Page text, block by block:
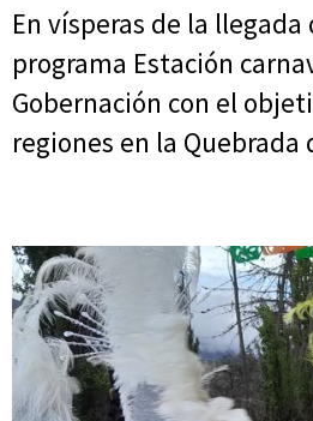
En vísperas de la
programa Estación
Gobernación con el
regiones en la